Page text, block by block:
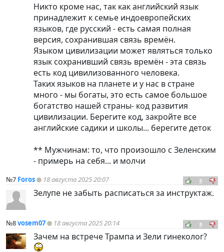
Никто кроме нас, так как английский язык
принадлежит к семье индоевропейских
языков, где русский - есть самая полная
версия, сохранившая связь времён.
Языком цивилизации может являться только
язык сохранивший связь времён - эта связь
есть код цивилизованного человека.
Таких языков на планете и у нас в стране
много - мы богаты, это есть самое большое
богатство нашей страны- код развития
цивилизации. Берегите код, закройте все
английские садики и школы... берегите деток
** Мужчинам: то, что произошло с Зеленским
- примерь на себя... и молчи
№7 Foros 18 августа 2025 20:07 0
Зелупе не забыть расписаться за инструктаж.
№8vosem07 18 августа 2025 20:14 0
Зачем на встрече Трампа и Зели гинеколог?